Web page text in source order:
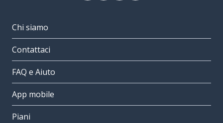
Chi siamo
Contattaci
FAQ e Aiuto
App mobile
Piani